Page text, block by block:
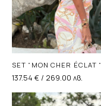
SET “MON CHER ÉCLAT “
137.54 € / 269.00 лв.